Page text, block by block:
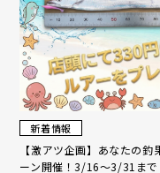
新着情報
【激アツ企画】あなたの
ーン開催！3/16～3/31まで